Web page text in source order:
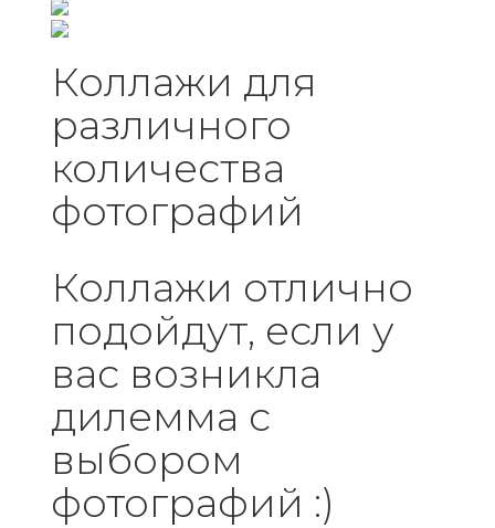
Коллажи для
различного
количества
фотографий
Коллажи отлично
подойдут, если у
вас возникла
дилемма с
выбором
фотографий :)